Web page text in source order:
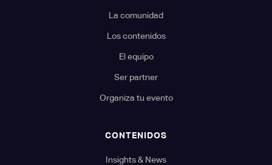
La comunidad
Los contenidos
El equipo
Ser partner
Organiza tu evento
CONTENIDOS
Insights & News